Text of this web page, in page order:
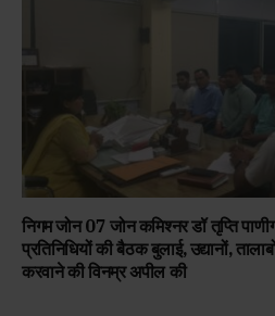
निगम जोन 07 जोन कमिश्नर डॉ तृप्ति
प्रतिनिधियों की बैठक बुलाई, उद्यानों,
करवाने की विनम्र अपील की